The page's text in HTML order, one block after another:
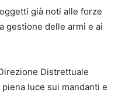
già noti alle forze
gestione delle armi e ai
Distrettuale
luce sui mandanti e